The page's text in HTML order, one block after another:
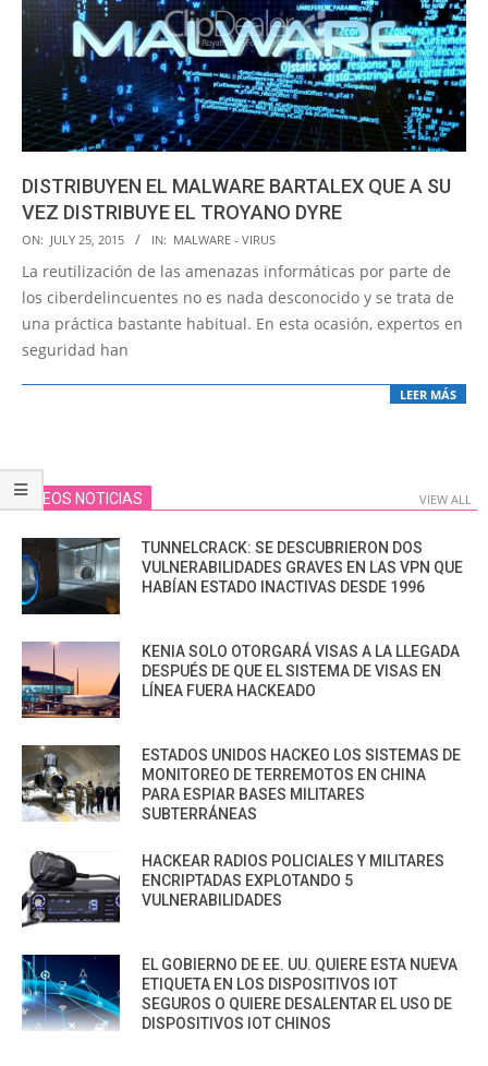
DISTRIBUYEN EL MALWARE BARTALEX QUE A SU
VEZ DISTRIBUYE EL TROYANO DYRE
2015-
07-
25
ON: JULY 25, 2015 IN: MALWARE - VIRUS
La reutilización de las amenazas informáticas por parte de
los ciberdelincuentes no es nada desconocido y se trata de
una práctica bastante habitual. En esta ocasión, expertos en
seguridad han
LEER MÁS
VIDEOS NOTICIAS VIEW ALL
TUNNELCRACK: SE DESCUBRIERON DOS
VULNERABILIDADES GRAVES EN LAS VPN QUE
HABÍAN ESTADO INACTIVAS DESDE 1996
KENIA SOLO OTORGARÁ VISAS A LA LLEGADA
DESPUÉS DE QUE EL SISTEMA DE VISAS EN
LÍNEA FUERA HACKEADO
ESTADOS UNIDOS HACKEO LOS SISTEMAS DE
MONITOREO DE TERREMOTOS EN CHINA
PARA ESPIAR BASES MILITARES
SUBTERRÁNEAS
HACKEAR RADIOS POLICIALES Y MILITARES
ENCRIPTADAS EXPLOTANDO 5
VULNERABILIDADES
EL GOBIERNO DE EE. UU. QUIERE ESTA NUEVA
ETIQUETA EN LOS DISPOSITIVOS IOT
SEGUROS O QUIERE DESALENTAR EL USO DE
DISPOSITIVOS IOT CHINOS